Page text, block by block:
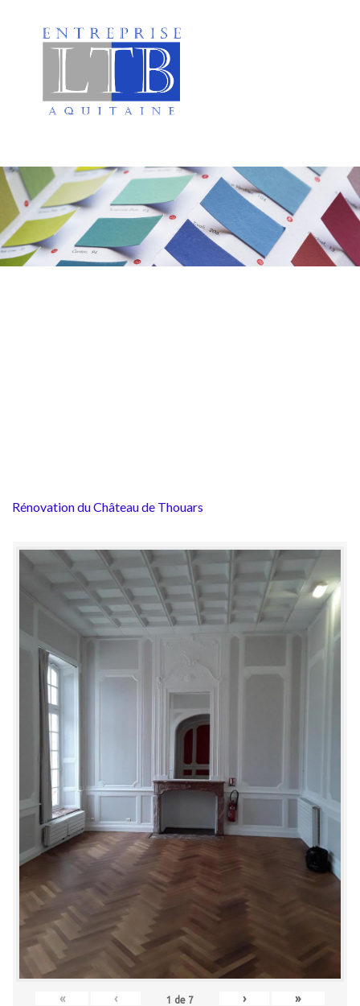
Rénovation du Château de Thouars
« ‹ 1 de 7 › »